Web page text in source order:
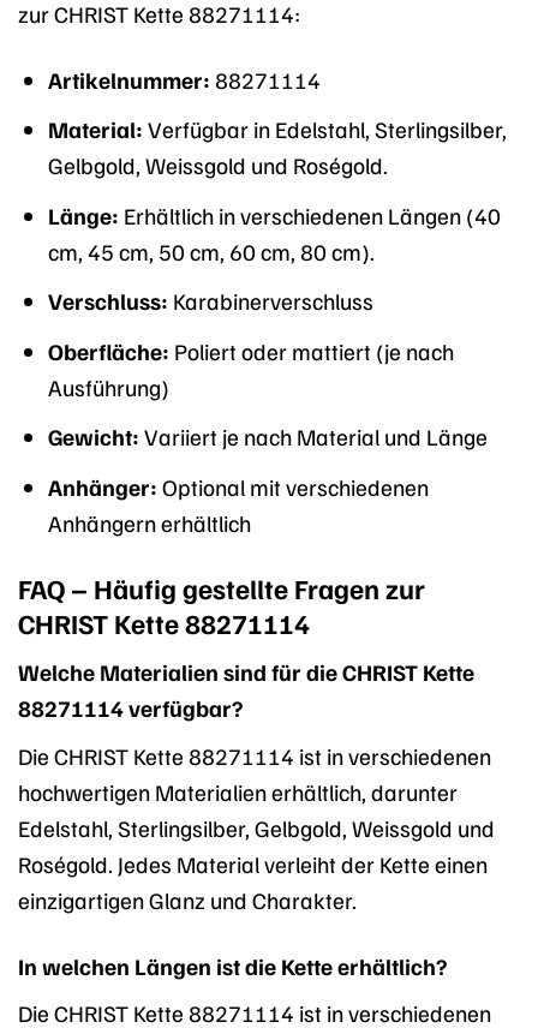
zur CHRIST Kette 88271114:
Artikelnummer: 88271114
Material: Verfügbar in Edelstahl, Sterlingsilber,
Gelbgold, Weissgold und Roségold.
Länge: Erhältlich in verschiedenen Längen (40
cm, 45 cm, 50 cm, 60 cm, 80 cm).
Verschluss: Karabinerverschluss
Oberfläche: Poliert oder mattiert (je nach
Ausführung)
Gewicht: Variiert je nach Material und Länge
Anhänger: Optional mit verschiedenen
Anhängern erhältlich
FAQ – Häufig gestellte Fragen zur
CHRIST Kette 88271114
Welche Materialien sind für die CHRIST Kette
88271114 verfügbar?
Die CHRIST Kette 88271114 ist in verschiedenen
hochwertigen Materialien erhältlich, darunter
Edelstahl, Sterlingsilber, Gelbgold, Weissgold und
Roségold. Jedes Material verleiht der Kette einen
einzigartigen Glanz und Charakter.
In welchen Längen ist die Kette erhältlich?
Die CHRIST Kette 88271114 ist in verschiedenen